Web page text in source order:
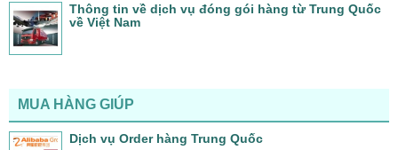
Thông tin về dịch vụ đóng gói hàng từ Trung Quốc
về Việt Nam
MUA HÀNG GIÚP
Dịch vụ Order hàng Trung Quốc